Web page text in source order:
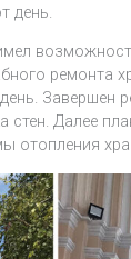
день.
ремонта
Завершен
стен. Далее
отопления